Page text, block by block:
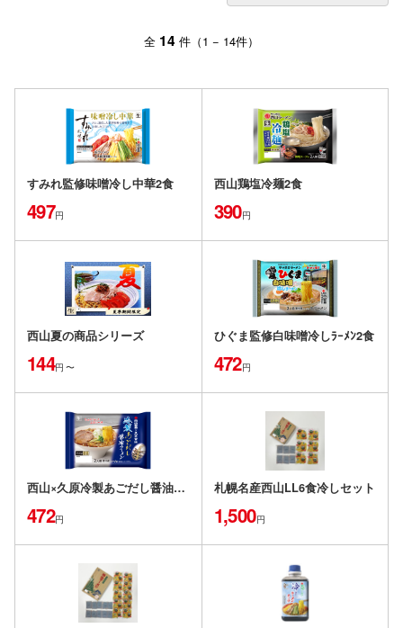
全 14 件（1 − 14件）
すみれ監修味噌冷し中華2食
497円
西山鶏塩冷麺2食
390円
西山夏の商品シリーズ
144円 〜
ひぐま監修白味噌冷しﾗｰﾒﾝ2食
472円
西山×久原冷製あごだし醤油ﾗｰﾒﾝ2食
472円
札幌名産西山LL6食冷しセット
1,500円